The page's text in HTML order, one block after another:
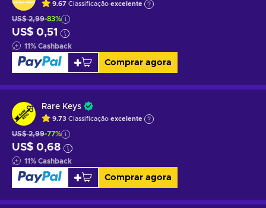
9.67 Classificação excelente
US$ 2,99-83%
US$ 0,51
11% Cashback
Comprar agora
Rare Keys
9.73 Classificação excelente
US$ 2,99-77%
US$ 0,68
11% Cashback
Comprar agora